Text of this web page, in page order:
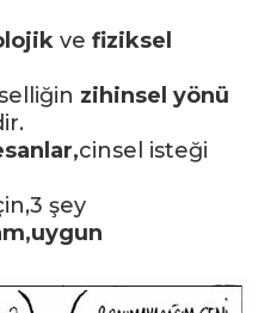
ve fiziksel
zihinsel yönü
cinsel isteği
şey